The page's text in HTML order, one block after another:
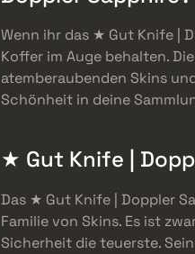
Wenn ihr das ★ Gut Knife |
Koffer im Auge behalten.
atemberaubenden Skins
Schönheit in deine
★ Gut Knife |
Das ★ Gut Knife | Doppler
Familie von Skins. Es ist
Sicherheit die teuerste.